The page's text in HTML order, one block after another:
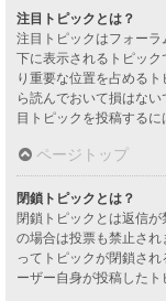
注目トピックとは？
注目トピックはフォー
下に表示されるトピッ
り重要な位置を占める
ら読んでおいて損はな
目トピックを投稿するに
ページトップ
閉鎖トピックとは？
閉鎖トピックとは返信
の場合は投票も禁止さ
ってトピックが閉鎖さ
ーザー自身が投稿したト